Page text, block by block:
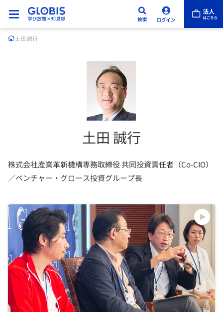
土田 誠行
土田 誠行
株式会社産業革新機構専務取締役 共同投資責任者（Co-CIO）
／ベンチャー・グロース投資グループ長